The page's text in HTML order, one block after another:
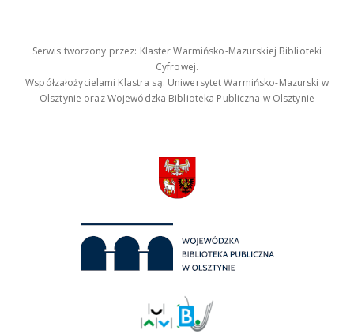
Serwis tworzony przez: Klaster Warmińsko-Mazurskiej Biblioteki
Cyfrowej.
Współzałożycielami Klastra są: Uniwersytet Warmińsko-Mazurski w
Olsztynie oraz Wojewódzka Biblioteka Publiczna w Olsztynie